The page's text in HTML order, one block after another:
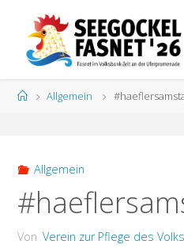
springen
StartAllgemein
Allgemein
Von Verein zur Pflege des